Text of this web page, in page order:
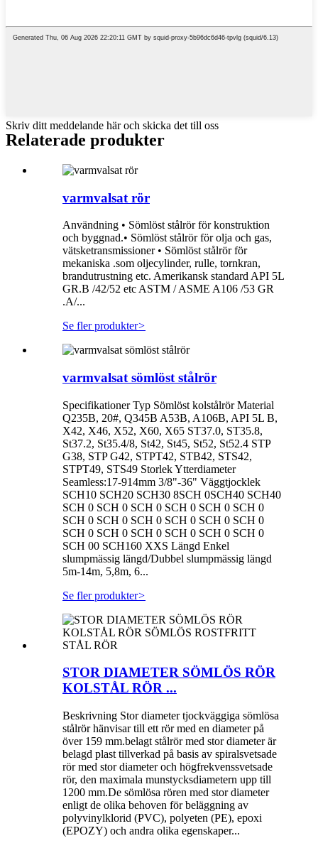
Skriv ditt meddelande här och skicka det till oss
Relaterade produkter
varmvalsat rör
Användning • Sömlöst stålrör för konstruktion
och byggnad.• Sömlöst stålrör för olja och gas,
vätsketransmissioner • Sömlöst stålrör för
mekaniska .som oljecylinder, rulle, tornkran,
brandutrustning etc. Amerikansk standard API 5L
GR.B /42/52 etc ASTM / ASME A106 /53 GR
.A/...
Se fler produkter>
varmvalsat sömlöst stålrör
Specifikationer Typ Sömlöst kolstålrör Material
Q235B, 20#, Q345B A53B, A106B, API 5L B,
X42, X46, X52, X60, X65 ST37.0, ST35.8,
St37.2, St35.4/8, St42, St45, St52, St52.4 STP
G38, STP G42, STPT42, STB42, STS42,
STPT49, STS49 Storlek Ytterdiameter
Seamless:17-914mm 3/8"-36" Väggtjocklek
SCH10 SCH20 SCH30 8SCH 0SCH40 SCH40
SCH 0 SCH 0 SCH 0 SCH 0 SCH 0 SCH 0
SCH 0 SCH 0 SCH 0 SCH 0 SCH 0 SCH 0
SCH 0 SCH 0 SCH 0 SCH 0 SCH 0 SCH 0
SCH 00 SCH160 XXS Längd Enkel
slumpmässig längd/Dubbel slumpmässig längd
5m-14m, 5,8m, 6...
Se fler produkter>
STOR DIAMETER SÖMLÖS RÖR
KOLSTÅL RÖR ...
Beskrivning Stor diameter tjockväggiga sömlösa
stålrör hänvisar till ett rör med en diameter på
över 159 mm.belagt stålrör med stor diameter är
belagd plast tillverkad på basis av spiralsvetsade
rör med stor diameter och högfrekvenssvetsade
rör, den maximala munstycksdiametern upp till
1200 mm.De sömlösa rören med stor diameter
enligt de olika behoven för beläggning av
polyvinylklorid (PVC), polyeten (PE), epoxi
(EPOZY) och andra olika egenskaper...